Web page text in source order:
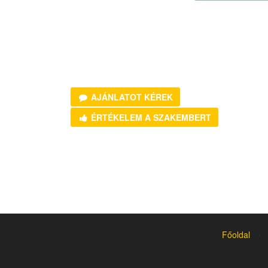
AJÁNLATOT KÉREK
ÉRTÉKELEM A SZAKEMBERT
Főoldal